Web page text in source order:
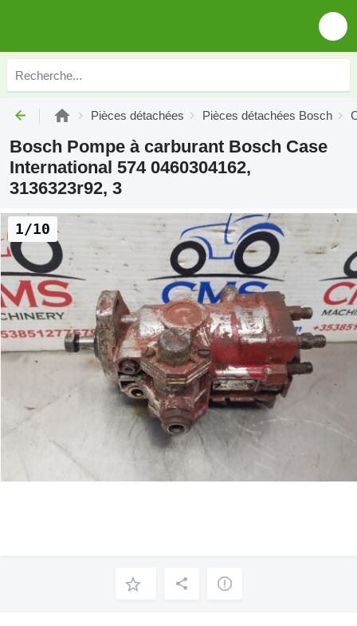
Pièces détachées Pièces détachées Bosch
Bosch Pompe à carburant Bosch Case
International 574 0460304162,
3136323r92, 3
1/10